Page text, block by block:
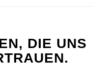
DIE UNS